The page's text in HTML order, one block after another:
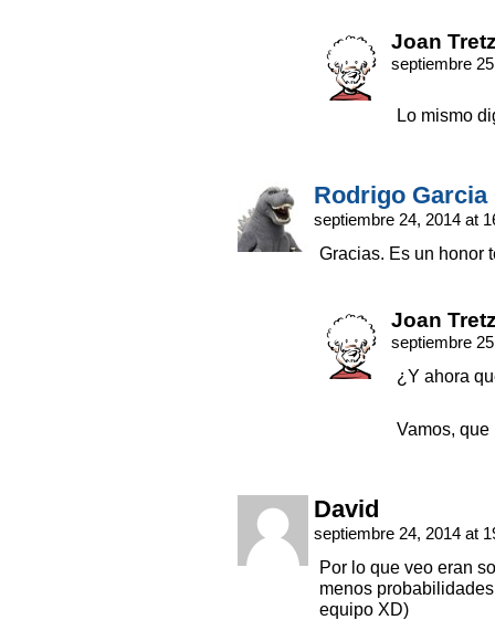
Joan
septiembre
Lo mismo
Rodrigo Garcia
septiembre 24, 2014 at
Gracias. Es un honor
Joan
septiembre
¿Y ahora
Vamos,
David
septiembre 24, 2014 at
Por lo que veo eran
menos
equipo XD)